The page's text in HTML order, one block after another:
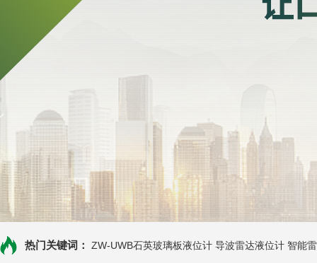
热门关键词： ZW-UWB石英玻璃板液位计 导波雷达液位计 智能